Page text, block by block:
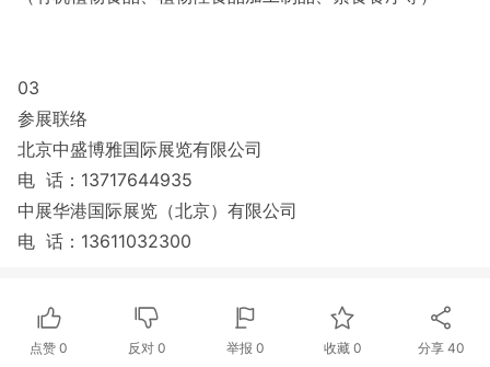
03
参展联络
北京中盛博雅国际展览有限公司
电 话：13717644935
中展华港国际展览（北京）有限公司
电 话：13611032300
点赞0 反对 0 举报 0 收藏 0 分享 40